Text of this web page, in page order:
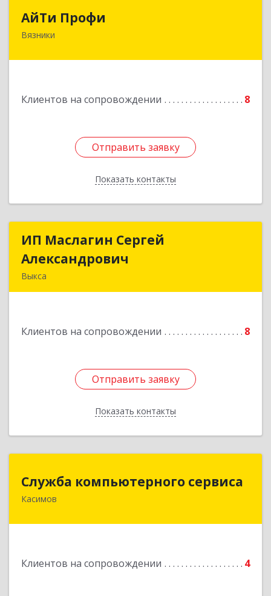
АйТи Профи
Вязники
Клиентов на сопровождении 8
Отправить заявку
Показать контакты
Отправить заявку
Назад
ИП Маслагин Сергей
Александрович
Выкса
Клиентов на сопровождении 8
Отправить заявку
Показать контакты
ИП Маслагин Сергей
Подробнее
Отправить заявку
Назад
Служба компьютерного сервиса
Касимов
Клиентов на сопровождении 4
Служба компьютерного сервиса
391300, Рязанская обл., г.Касимов, ул.Советская